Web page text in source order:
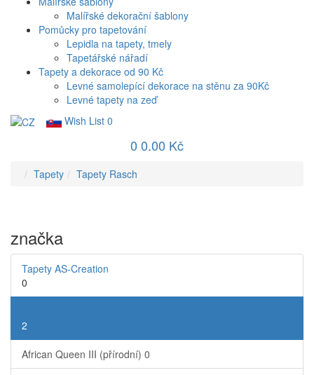
Malířské dekorační šablony
Pomůcky pro tapetování
Lepidla na tapety, tmely
Tapetářské nářadí
Tapety a dekorace od 90 Kč
Levné samolepící dekorace na stěnu za 90Kč
Levné tapety na zeď
Wish List 0
0 0.00 Kč
Tapety Tapety Rasch
značka
Tapety AS-Creation
0
2
African Queen III (přírodní) 0